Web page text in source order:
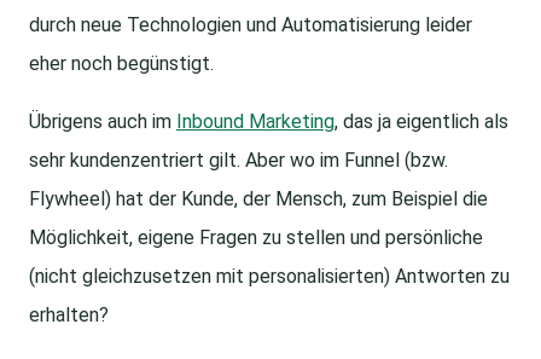
durch neue Technologien und Automatisierung leider
eher noch begünstigt.
Übrigens auch im Inbound Marketing, das ja eigentlich als
sehr kundenzentriert gilt. Aber wo im Funnel (bzw.
Flywheel) hat der Kunde, der Mensch, zum Beispiel die
Möglichkeit, eigene Fragen zu stellen und persönliche
(nicht gleichzusetzen mit personalisierten) Antworten zu
erhalten?